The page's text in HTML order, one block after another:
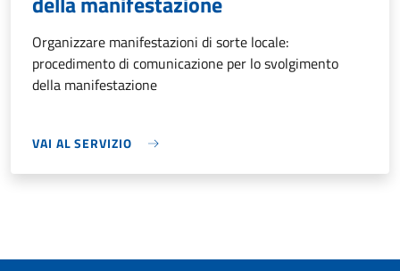
Organizzare manifestazioni di sorte locale:
procedimento di comunicazione per lo svolgimento
della manifestazione
VAI AL SERVIZIO